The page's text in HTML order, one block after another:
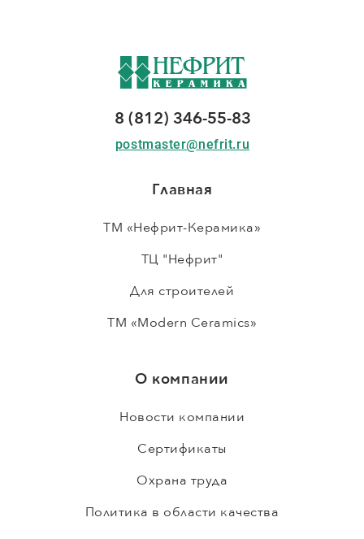
8 (812) 346-55-83
postmaster@nefrit.ru
Главная
ТМ «Нефрит-Керамика»
ТЦ "Нефрит"
Для строителей
ТМ «Modern Ceramics»
О компании
Новости компании
Сертификаты
Охрана труда
Политика в области качества